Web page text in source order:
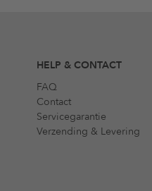
HELP & CONTACT
FAQ
Contact
Servicegarantie
Verzending & Levering